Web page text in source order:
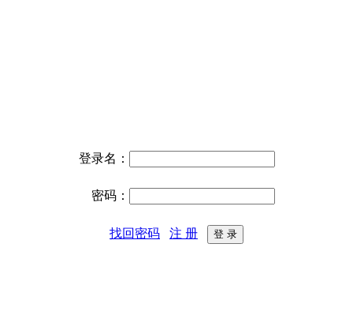
登录名：
密码：
找回密码 注 册